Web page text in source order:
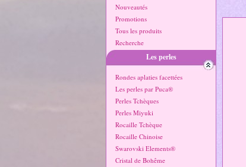
Nouveautés
Promotions
Tous les produits
Recherche
Les perles
Rondes aplaties facettées
Les perles par Puca®
Perles Tchèques
Perles Miyuki
Rocaille Tchèque
Rocaille Chinoise
Swarovski Elements®
Cristal de Bohême